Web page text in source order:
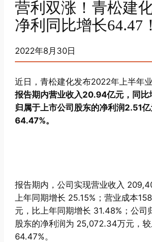
营利双涨！青松建
净利同比增长64.47！
2022年8月30日
近日，青松建化发布2022年上半年
报告期内营业收入20.94亿元，同比
归属于上市公司股东的净利润2.51
64.47%。
报告期内，公司实现营业收入
上年同期增长 25.15%；营业成本
元，比上年同期增长 31.48%；公司
股东的净利润为 25,072.34万元，
64.47%。